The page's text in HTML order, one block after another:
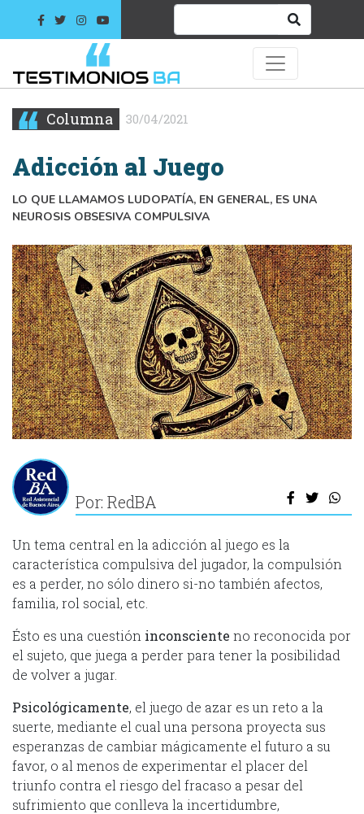
Columna 30/04/2021
Adicción al Juego
LO QUE LLAMAMOS LUDOPATÍA, EN GENERAL, ES UNA
NEUROSIS OBSESIVA COMPULSIVA
Por: RedBA
Un tema central en la adicción al juego es la
característica compulsiva del jugador, la compulsión
es a perder, no sólo dinero si-no también afectos,
familia, rol social, etc.
Ésto es una cuestión inconsciente no reconocida por
el sujeto, que juega a perder para tener la posibilidad
de volver a jugar.
Psicológicamente, el juego de azar es un reto a la
suerte, mediante el cual una persona proyecta sus
esperanzas de cambiar mágicamente el futuro a su
favor, o al menos de experimentar el placer del
triunfo contra el riesgo del fracaso a pesar del
sufrimiento que conlleva la incertidumbre,